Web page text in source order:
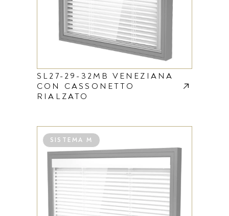
SL27-29-32MB VENEZIANA
CON CASSONETTO
RIALZATO
SISTEMA M